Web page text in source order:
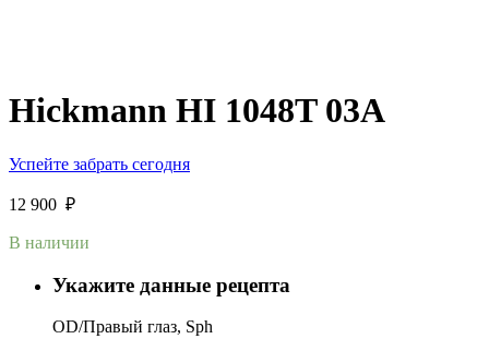
Hickmann HI 1048T 03A
Успейте забрать сегодня
12 900 ₽
В наличии
Укажите данные рецепта
OD/Правый глаз, Sph